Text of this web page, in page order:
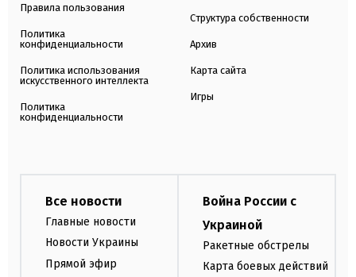
Правила пользования
Политика
конфиденциальности
Политика использования
искусственного интеллекта
Политика
конфиденциальности
Структура собственности
Архив
Карта сайта
Игры
Все новости
Главные новости
Новости Украины
Прямой эфир
Война России с
Украиной
Ракетные обстрелы
Карта боевых действий